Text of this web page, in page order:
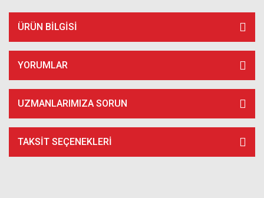
ÜRÜN BILGISI
YORUMLAR
UZMANLARIMIZA SORUN
TAKSIT SEÇENEKLERI